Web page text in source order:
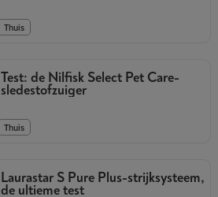
Thuis
Test: de Nilfisk Select Pet Care-
sledestofzuiger
Thuis
Laurastar S Pure Plus-strijksysteem,
de ultieme test